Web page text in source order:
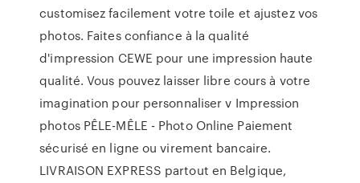
customisez facilement votre toile et ajustez vos
photos. Faites confiance à la qualité
d'impression CEWE pour une impression haute
qualité. Vous pouvez laisser libre cours à votre
imagination pour personnaliser v Impression
photos PÊLE-MÊLE - Photo Online Paiement
sécurisé en ligne ou virement bancaire.
LIVRAISON EXPRESS partout en Belgique,